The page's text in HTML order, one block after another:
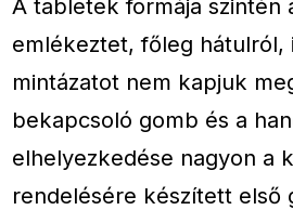
A tabletek formája szintén
emlékeztet, főleg hátulról,
mintázatot nem kapjuk
bekapcsoló gomb és a
elhelyezkedése nagyon a
rendelésére készített első